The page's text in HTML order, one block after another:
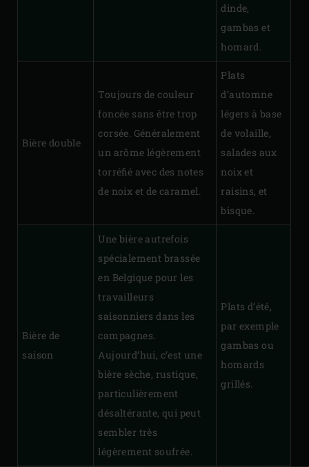
dinde,
gambas et
homard.
Bière double
Toujours de couleur
foncée sans être trop
corsée. Généralement
un arôme légèrement
torréfié avec des notes
de noix et de caramel.
Plats
d’automne
légers à base
de volaille,
salades aux
noix et
raisins, et
bisque.
Bière de
saison
Une bière autrefois
spécialement brassée
en Belgique pour les
travailleurs
saisonniers dans les
campagnes.
Aujourd’hui, c’est une
bière sèche, rustique,
particulièrement
désaltérante, qui peut
sembler très
légèrement soufrée.
Plats d’été,
par exemple
gambas ou
homards
grillés.